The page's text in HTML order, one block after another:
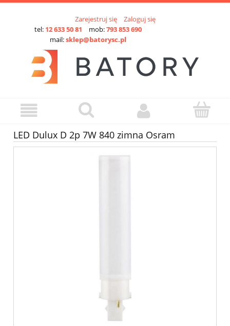
Zarejestruj się
Zaloguj się
tel: 12 633 50 81 mob:793 853 690
mail:sklep@batorysc.pl
LED Dulux D 2p 7W 840 zimna Osram